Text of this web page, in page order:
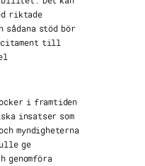
riktade
sådana stöd bör
till
i framtiden
insatser som
myndigheterna
ge